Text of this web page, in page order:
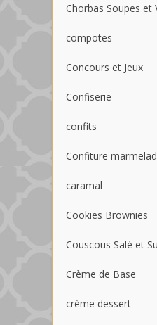
Chorbas Soupes et
compotes
Concours et Jeux
Confiserie
confits
Confiture
caramal
Cookies Brownies
Couscous Salé et
Crème de Base
crème dessert